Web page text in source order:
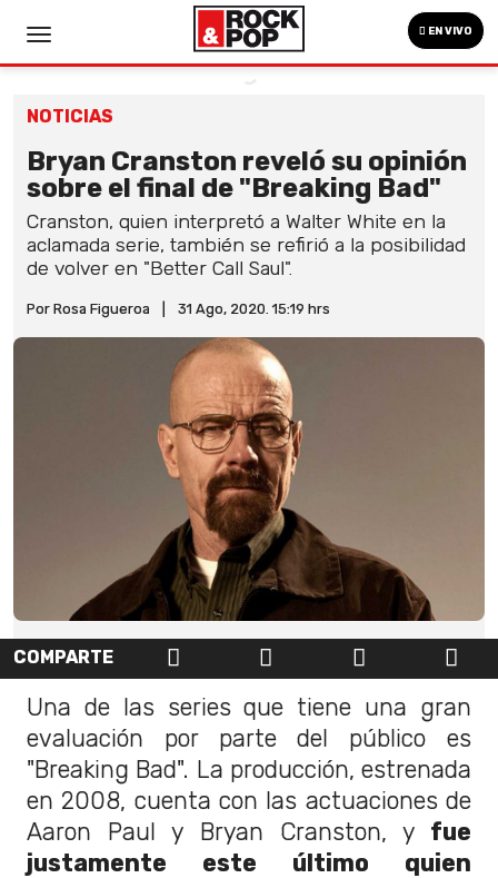
EN VIVO
NOTICIAS
Bryan Cranston reveló su opinión
sobre el final de "Breaking Bad"
Cranston, quien interpretó a Walter White en la
aclamada serie, también se refirió a la posibilidad
de volver en "Better Call Saul".
Por Rosa Figueroa 31 Ago, 2020. 15:19 hrs
COMPARTE
Una de las series que tiene una gran
evaluación por parte del público es
"Breaking Bad". La producción, estrenada
en 2008, cuenta con las actuaciones de
Aaron Paul y Bryan Cranston, y fue
justamente este último quien